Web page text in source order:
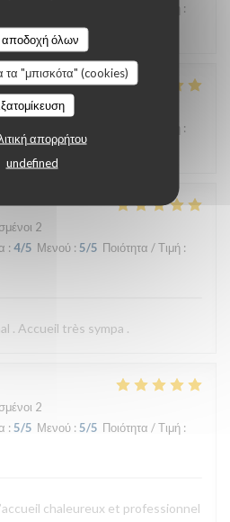
αποδοχή όλων
τα "μπισκότα" (cookies)
απορρήτου
undefined
:
3
Ποιότητα / Τιμή :
2
: 4/5 Μενού : 5/5 Ποιότητα / Τιμή :
. Accueil très sympa .
2
:5/5 Μενού : 5/5 Ποιότητα / Τιμή :
chaleureux et professionnel